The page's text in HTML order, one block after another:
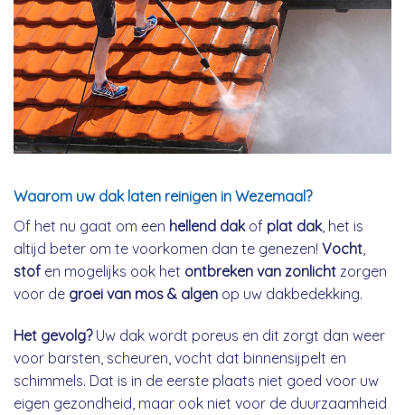
Waarom uw dak laten reinigen in Wezemaal?
Of het nu gaat om een hellend dakof plat dak, het is
altijd beter om te voorkomen dan te genezen! Vocht
stof en mogelijks ook het ontbreken van zonlicht zorgen
voor de groei van mos & algen op uw dakbedekking.
Het gevolg?Uw dak wordt poreus en dit zorgt dan weer
voor barsten, scheuren, vocht dat binnensijpelt en
schimmels. Dat is in de eerste plaats niet goed voor uw
eigen gezondheid, maar ook niet voor de duurzaamheid